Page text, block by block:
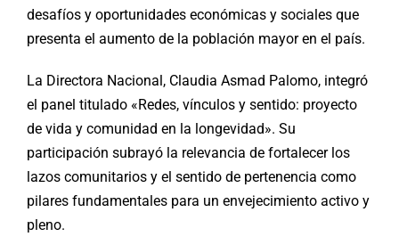
desafíos y oportunidades económicas y sociales que
presenta el aumento de la población mayor en el país.
La Directora Nacional, Claudia Asmad Palomo, integró
el panel titulado «Redes, vínculos y sentido: proyecto
de vida y comunidad en la longevidad». Su
participación subrayó la relevancia de fortalecer los
lazos comunitarios y el sentido de pertenencia como
pilares fundamentales para un envejecimiento activo y
pleno.